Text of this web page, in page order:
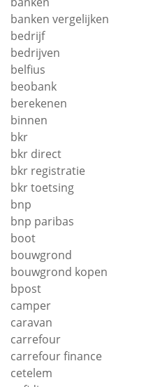
banken vergelijken
bedrijf
bedrijven
belfius
beobank
berekenen
binnen
bkr
bkr direct
bkr registratie
bkr toetsing
bnp
bnp paribas
boot
bouwgrond
bouwgrond kopen
bpost
camper
caravan
carrefour
carrefour finance
cetelem